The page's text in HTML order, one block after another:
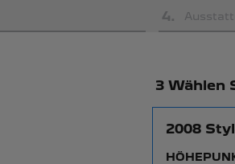
4.
3 Wählen
2008